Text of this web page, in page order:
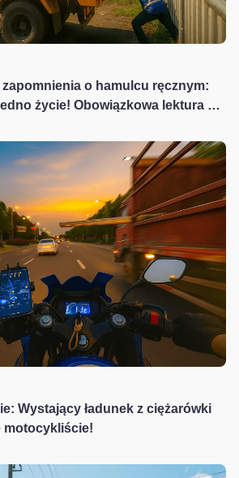
o hamulcu ręcznym:
życie! Obowiązkowa lektura dla
Wystający ładunek z ciężarówki
motocykliście!